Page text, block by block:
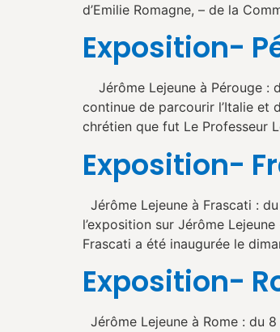
d’Emilie Romagne, – de la
Exposition-
Jérôme Lejeune à Pérouge :
continue de parcourir l’Italie et
chrétien que fut Le Professeur
Exposition-
Jérôme Lejeune à Frascati :
l’exposition sur Jérôme
Frascati a été inaugurée le
Exposition-
Jérôme Lejeune à Rome : du